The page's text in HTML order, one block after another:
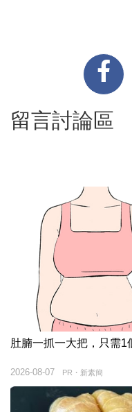
留言討論區
肚腩一抓一大把，只需1
PR・新素簡
2026-08-07